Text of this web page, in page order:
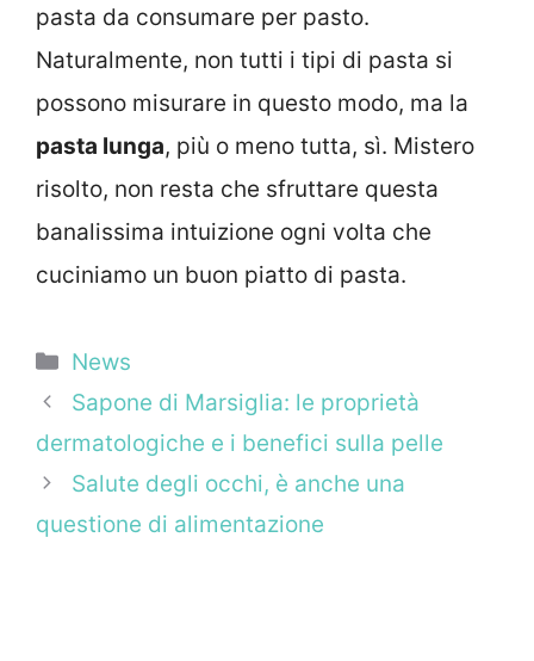
pasta da consumare per pasto.
Naturalmente, non tutti i tipi di pasta si
possono misurare in questo modo, ma la
pasta lunga, più o meno tutta, sì. Mistero
risolto, non resta che sfruttare questa
banalissima intuizione ogni volta che
cuciniamo un buon piatto di pasta.
Categorie
News
Sapone di Marsiglia: le proprietà
dermatologiche e i benefici sulla pelle
Salute degli occhi, è anche una
questione di alimentazione